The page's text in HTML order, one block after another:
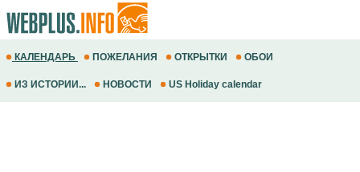
КАЛЕНДАРЬ ПОЖЕЛАНИЯ ОТКРЫТКИ ОБОИ
ИЗ ИСТОРИИ... НОВОСТИ US Holiday calendar